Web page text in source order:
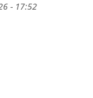
- 17:52